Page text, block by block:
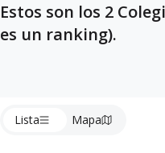
Estos son los 2
es un ranking).
Lista Mapa